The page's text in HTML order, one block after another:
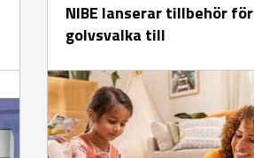
NIBE lanserar tillbehör för
golvsvalka till